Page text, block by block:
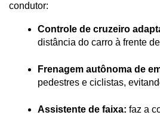
condutor:
Controle de cruzeiro
distância do carro à frente
Frenagem autônoma de
pedestres e ciclistas,
Assistente de faixa: faz a